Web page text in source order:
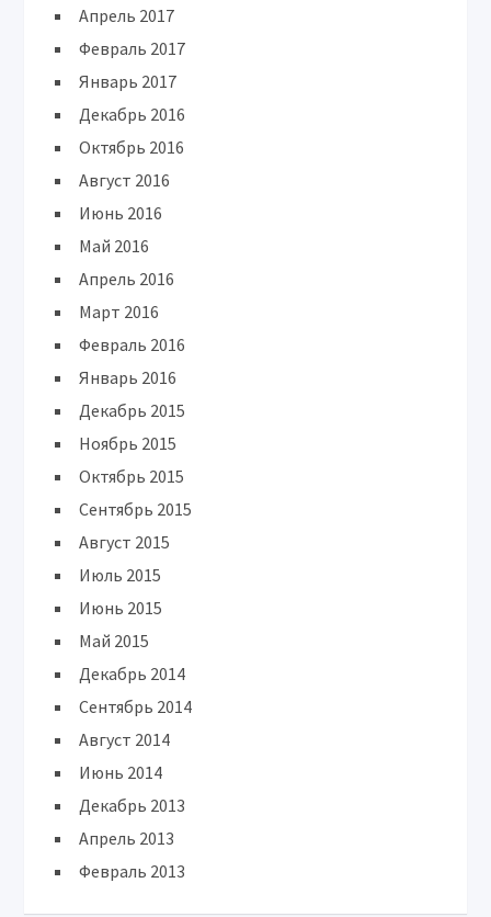
Апрель 2017
Февраль 2017
Январь 2017
Декабрь 2016
Октябрь 2016
Август 2016
Июнь 2016
Май 2016
Апрель 2016
Март 2016
Февраль 2016
Январь 2016
Декабрь 2015
Ноябрь 2015
Октябрь 2015
Сентябрь 2015
Август 2015
Июль 2015
Июнь 2015
Май 2015
Декабрь 2014
Сентябрь 2014
Август 2014
Июнь 2014
Декабрь 2013
Апрель 2013
Февраль 2013